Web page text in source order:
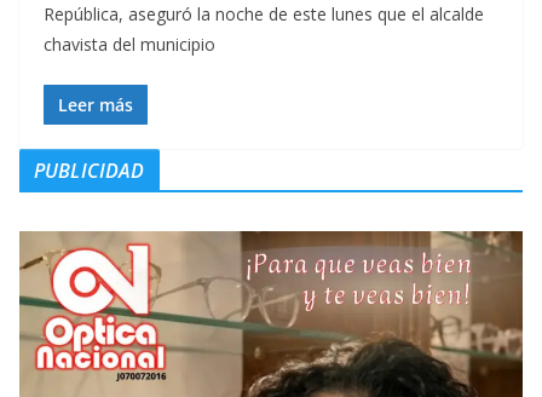
República, aseguró la noche de este lunes que el alcalde
chavista del municipio
Leer más
PUBLICIDAD